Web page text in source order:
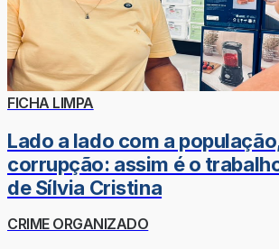
FICHA LIMPA
Lado a lado com a
corrupção: assim é o
de Sílvia Cristina
CRIME ORGANIZADO